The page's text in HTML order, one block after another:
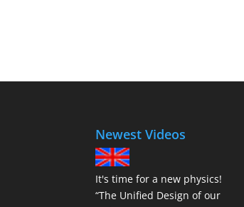
Newest Videos
It's time for a new physics!
“The Unified Design of our